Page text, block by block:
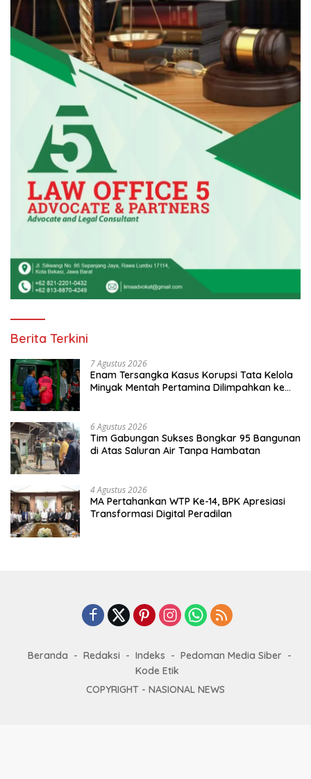
Berita Terkini
7 Agustus 2026
Enam Tersangka Kasus Korupsi Tata Kelola
Minyak Mentah Pertamina Dilimpahkan ke
6 Agustus 2026
Tim Gabungan Sukses Bongkar 95 Bangunan
di Atas Saluran Air Tanpa Hambatan
4 Agustus 2026
MA Pertahankan WTP Ke-14, BPK Apresiasi
Transformasi Digital Peradilan
Beranda Redaksi Indeks
Pedoman Media Siber
Kode Etik
COPYRIGHT - NASIONAL NEWS